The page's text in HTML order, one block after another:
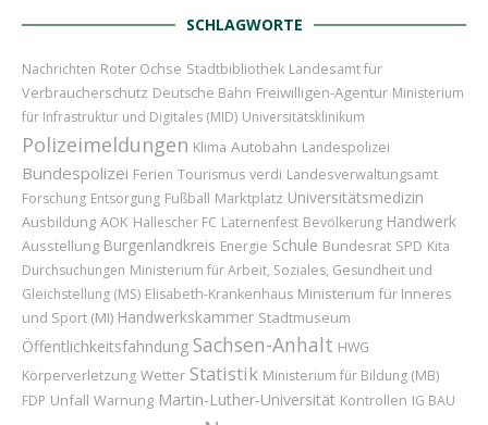
SCHLAGWORTE
Nachrichten Roter Ochse Stadtbibliothek Landesamt für
Verbraucherschutz Deutsche Bahn Freiwilligen-Agentur Ministerium
für Infrastruktur und Digitales (MID) Universitätsklinikum
Polizeimeldungen Klima Autobahn Landespolizei
Bundespolizei Ferien Tourismus verdi Landesverwaltungsamt
Forschung Entsorgung Fußball Marktplatz Universitätsmedizin
Ausbildung AOK Hallescher FC Laternenfest Bevölkerung Handwerk
Ausstellung Burgenlandkreis Energie Schule Bundesrat SPD Kita
Durchsuchungen Ministerium für Arbeit, Soziales, Gesundheit und
Gleichstellung (MS) Elisabeth-Krankenhaus Ministerium für Inneres
und Sport (MI) Handwerkskammer Stadtmuseum
Öffentlichkeitsfahndung Sachsen-Anhalt HWG
Körperverletzung Wetter Statistik Ministerium für Bildung (MB)
FDP Unfall Warnung Martin-Luther-Universität Kontrollen IG BAU